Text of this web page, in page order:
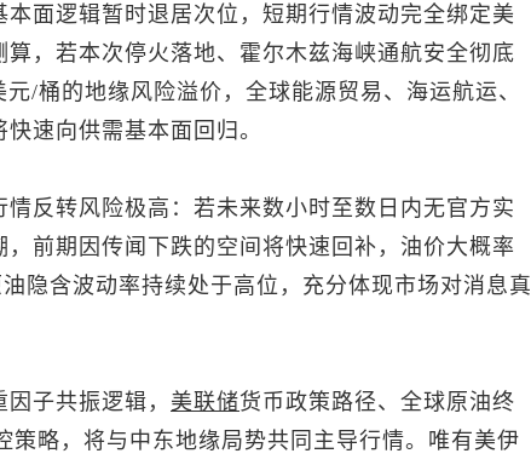
面逻辑暂时退居次位，短期行情波动完全绑定美
，若本次停火落地、霍尔木兹海峡通航安全彻底
/桶的地缘风险溢价，全球能源贸易、海运航运、
速向供需基本面回归。
反转风险极高：若未来数小时至数日内无官方实
前期因传闻下跌的空间将快速回补，油价大概率
隐含波动率持续处于高位，充分体现市场对消息真
子共振逻辑， 美联储货币政策路径、全球原油终
策略，将与中东地缘局势共同主导行情。唯有美伊